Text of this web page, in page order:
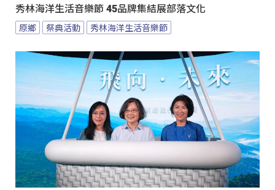
秀林海洋生活音樂節 45品牌集結展部落文化
原鄉 祭典活動 秀林海洋生活音樂節